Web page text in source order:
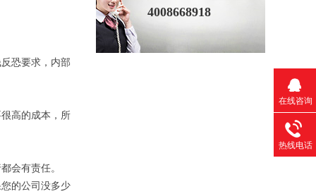
恐要求，内部
高的成本，所
会有责任。
的公司没多少
4008668918
在线咨询
热线电话